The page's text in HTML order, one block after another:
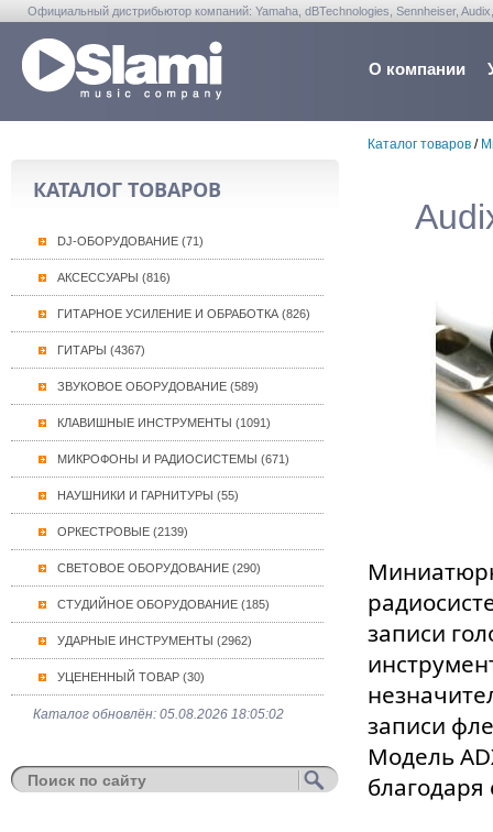
Официальный дистрибьютор компаний: Yamaha, dBTechnologies, Sennheiser,
О компании
КАТАЛОГ ТОВАРОВ
DJ-ОБОРУДОВАНИЕ (71)
АКСЕССУАРЫ (816)
ГИТАРНОЕ УСИЛЕНИЕ И ОБРАБОТКА (826)
ГИТАРЫ (4367)
ЗВУКОВОЕ ОБОРУДОВАНИЕ (589)
КЛАВИШНЫЕ ИНСТРУМЕНТЫ (1091)
МИКРОФОНЫ И РАДИОСИСТЕМЫ (671)
НАУШНИКИ И ГАРНИТУРЫ (55)
ОРКЕСТРОВЫЕ (2139)
СВЕТОВОЕ ОБОРУДОВАНИЕ (290)
СТУДИЙНОЕ ОБОРУДОВАНИЕ (185)
УДАРНЫЕ ИНСТРУМЕНТЫ (2962)
УЦЕНЕННЫЙ ТОВАР (30)
Каталог обновлён: 05.08.2026 18:05:02
Каталог товаров/
записи
записи
Модель